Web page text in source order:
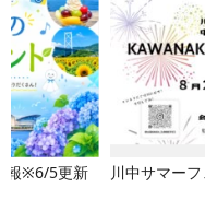
報※6/5更新 川中サマー